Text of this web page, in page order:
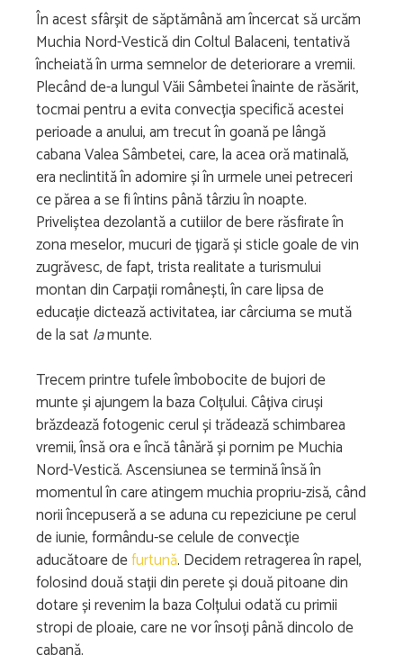
În acest sfârșit de săptămână am încercat să urcăm
Muchia Nord-Vestică din Coltul Balaceni, tentativă
încheiată în urma semnelor de deteriorare a vremii.
Plecând de-a lungul Văii Sâmbetei înainte de răsărit,
tocmai pentru a evita convecția specifică acestei
perioade a anului, am trecut în goană pe lângă
cabana Valea Sâmbetei, care, la acea oră matinală,
era neclintită în adomire și în urmele unei petreceri
ce părea a se fi întins până târziu în noapte.
Priveliștea dezolantă a cutiilor de bere răsfirate în
zona meselor, mucuri de țigară și sticle goale de vin
zugrăvesc, de fapt, trista realitate a turismului
montan din Carpații românești, în care lipsa de
educație dictează activitatea, iar cârciuma se mută
de la satlamunte.
Trecem printre tufele îmbobocite de bujori de
munte și ajungem la baza Colțului. Câțiva ciruși
brăzdează fotogenic cerul și trădează schimbarea
vremii, însă ora e încă tânără și pornim pe Muchia
Nord-Vestică. Ascensiunea se termină însă în
momentul în care atingem muchia propriu-zisă, când
norii începuseră a se aduna cu repeziciune pe cerul
de iunie, formându-se celule de convecție
aducătoare defurtună. Decidem retragerea în rapel,
folosind două stații din perete și două pitoane din
dotare și revenim la baza Colțului odată cu primii
stropi de ploaie, care ne vor însoți până dincolo de
cabană.